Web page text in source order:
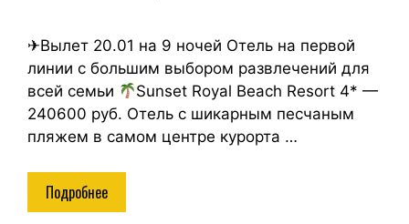
✈Вылет 20.01 на 9 ночей Отель на первой
линии с большим выбором развлечений для
всей семьи
Sunset Royal Beach Resort 4* —
240600 руб. Отель с шикарным песчаным
пляжем в самом центре курорта …
Подробнее